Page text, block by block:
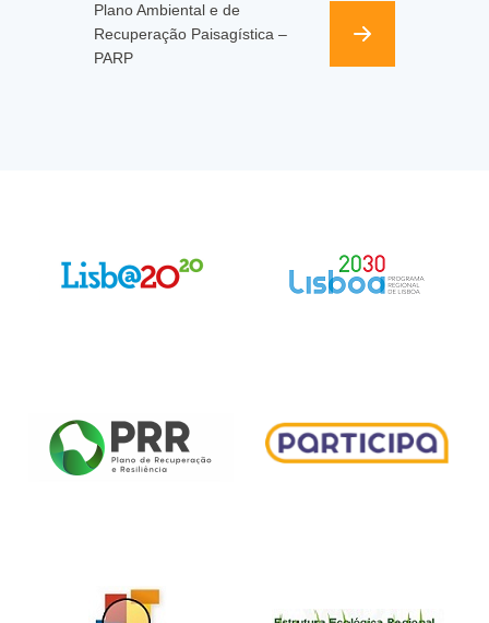
Plano Ambiental e de
Recuperação Paisagística –
PARP